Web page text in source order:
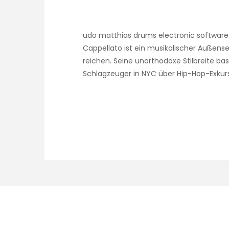
udo matthias drums electronic
Cappellato ist ein musikalischer
reichen. Seine unorthodoxe Stilbreite
Schlagzeuger in NYC über Hip-Hop-